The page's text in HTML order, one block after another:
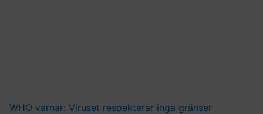
WHO varnar: Viruset respekterar inga gränser